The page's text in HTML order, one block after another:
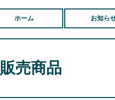
ホーム お知ら
販売商品